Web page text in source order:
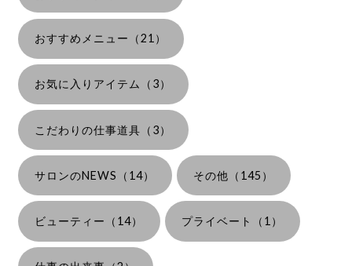
おすすめメニュー（21）
お気に入りアイテム（3）
こだわりの仕事道具（3）
サロンのNEWS（14） その他（145）
ビューティー（14） プライベート（1）